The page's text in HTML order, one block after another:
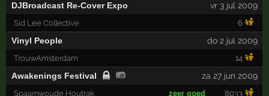
DJBroadcast Re-Cover Expo vr 3 jul 2009
Sid Lee Collective 6
Vinyl People do 2 jul 2009
TrouwAmsterdam 14
Awakenings Festival za 27 jun 2009
Spaarnwoude Houtrak zeer goed 8033